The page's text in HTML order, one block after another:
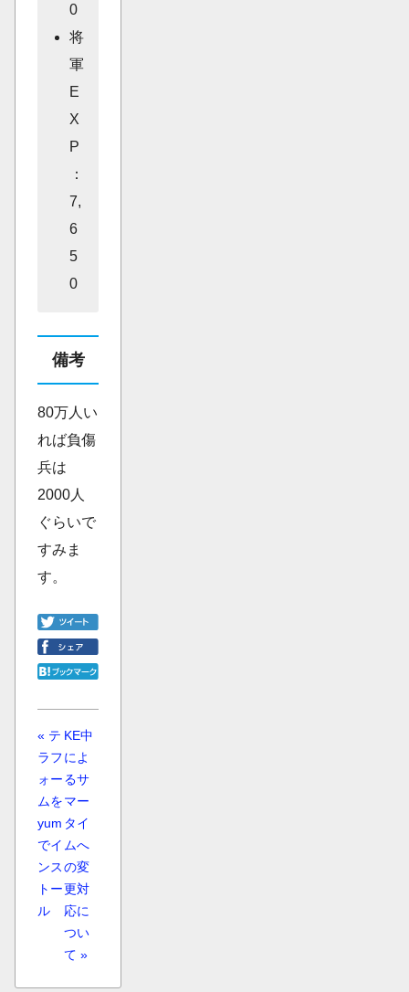
0
将
軍
E
X
P
：
7,
6
5
0
備考
80万人い
れば負傷
兵は
2000人
ぐらいで
すみま
す。
« テ
ラフ
ォー
ムを
yum
でイ
ンス
トー
ル
KE中
によ
るサ
マー
タイ
ムへ
の変
更対
応に
つい
て »